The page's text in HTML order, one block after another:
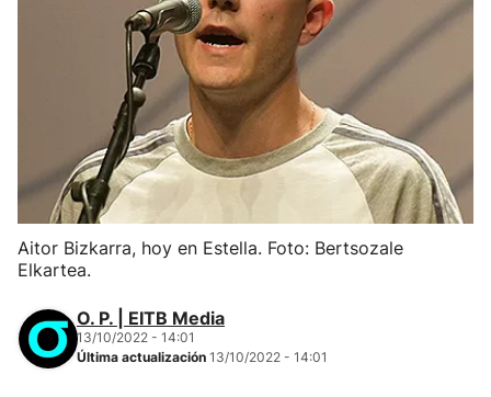
Aitor Bizkarra, hoy en Estella. Foto: Bertsozale
Elkartea.
O. P. | EITB Media
13/10/2022 - 14:01
Última actualización 13/10/2022 - 14:01